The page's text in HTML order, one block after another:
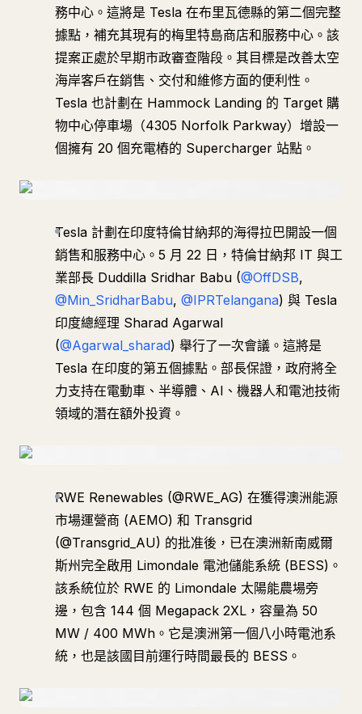
務中心。這將是 Tesla 在布里瓦德縣的第二個完整
據點，補充其現有的梅里特島商店和服務中心。該
提案正處於早期市政審查階段。其目標是改善太空
海岸客戶在銷售、交付和維修方面的便利性。
Tesla 也計劃在 Hammock Landing 的 Target 購
物中心停車場（4305 Norfolk Parkway）增設一
個擁有 20 個充電樁的 Supercharger 站點。
Tesla 計劃在印度特倫甘納邦的海得拉巴開設一個
銷售和服務中心。5 月 22 日，特倫甘納邦 IT 與工
業部長 Duddilla Sridhar Babu (@OffDSB,
@Min_SridharBabu, @IPRTelangana) 與 Tesla
印度總經理 Sharad Agarwal
(@Agarwal_sharad) 舉行了一次會議。這將是
Tesla 在印度的第五個據點。部長保證，政府將全
力支持在電動車、半導體、AI、機器人和電池技術
領域的潛在額外投資。
RWE Renewables (@RWE_AG) 在獲得澳洲能源
市場運營商 (AEMO) 和 Transgrid
(@Transgrid_AU) 的批准後，已在澳洲新南威爾
斯州完全啟用 Limondale 電池儲能系統 (BESS)。
該系統位於 RWE 的 Limondale 太陽能農場旁
邊，包含 144 個 Megapack 2XL，容量為 50
MW / 400 MWh。它是澳洲第一個八小時電池系
統，也是該國目前運行時間最長的 BESS。